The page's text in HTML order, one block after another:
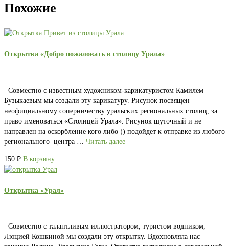
Похожие
Открытка «Добро пожаловать в столицу Урала»
Совместно с известным художником-карикатуристом Камилем
Бузыкаевым мы создали эту карикатуру. Рисунок посвящен
неофициальному соперничеству уральских региональных столиц, за
право именоваться «Столицей Урала». Рисунок шуточный и не
направлен на оскорбление кого либо )) подойдет к отправке из любого
регионального центра … Читать далее
150 ₽ В корзину
Открытка «Урал»
Совместно с талантливым иллюстратором, туристом водником,
Люцией Кошкиной мы создали эту открытку. Вдохновляла нас